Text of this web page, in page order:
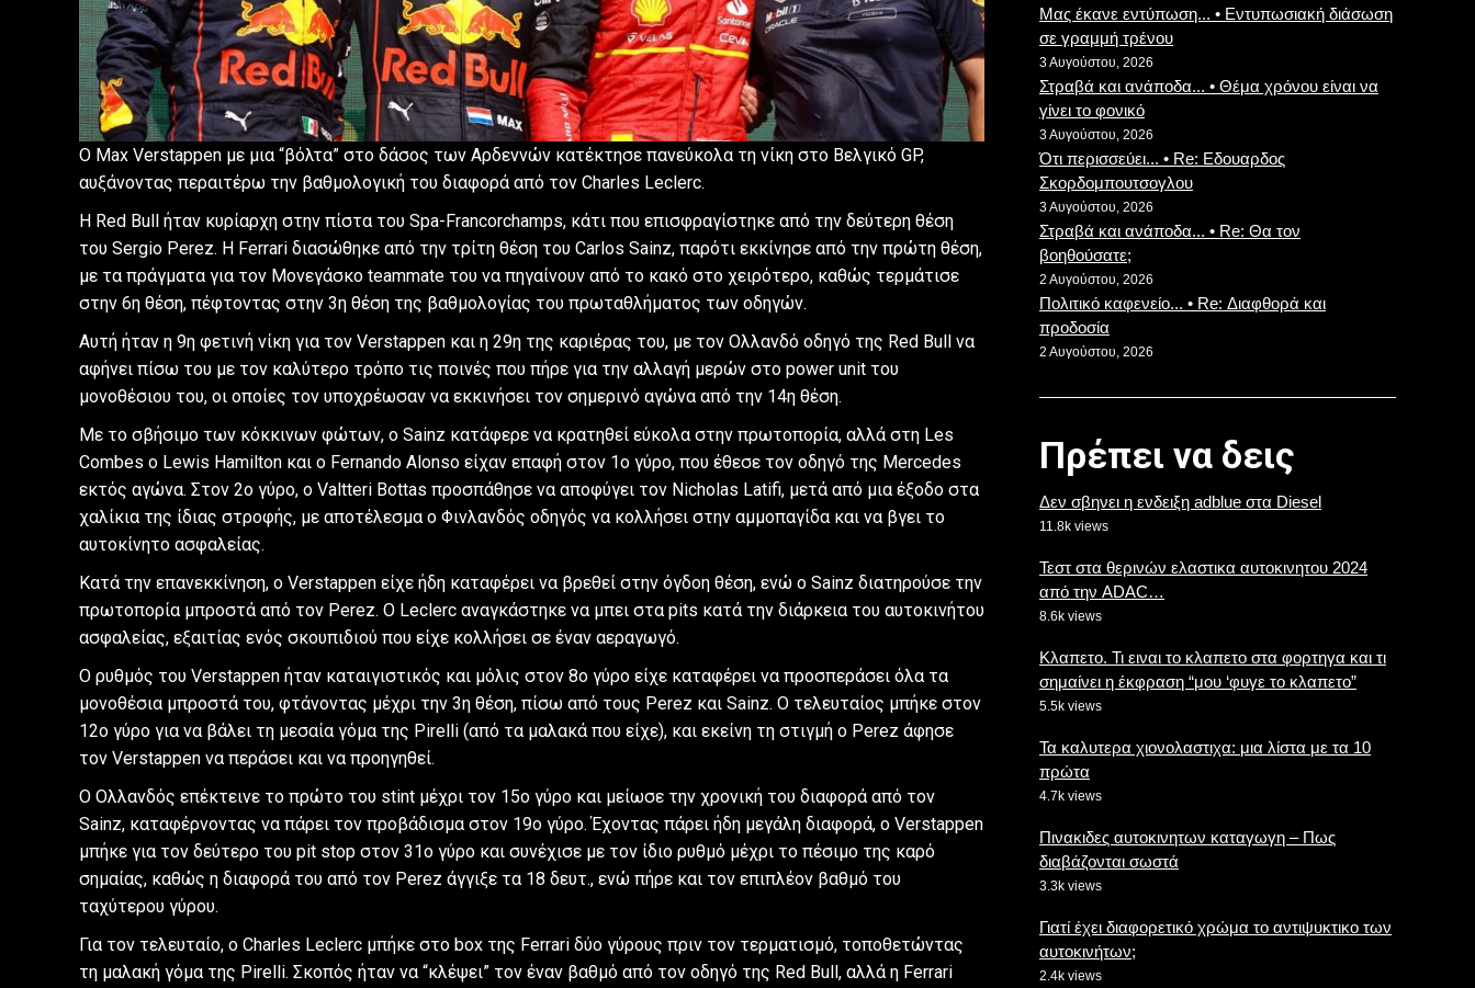
O Max Verstappen με μια “βόλτα” στο δάσος των Αρδεννών κατέκτησε πανεύκολα τη νίκη στο Βελγικό GP,
αυξάνοντας περαιτέρω την βαθμολογική του διαφορά από τον Charles Leclerc.
Η Red Bull ήταν κυρίαρχη στην πίστα του Spa-Francorchamps, κάτι που επισφραγίστηκε από την δεύτερη θέση
του Sergio Perez. Η Ferrari διασώθηκε από την τρίτη θέση του Carlos Sainz, παρότι εκκίνησε από την πρώτη θέση,
με τα πράγματα για τον Μονεγάσκο teammate του να πηγαίνουν από το κακό στο χειρότερο, καθώς τερμάτισε
στην 6η θέση, πέφτοντας στην 3η θέση της βαθμολογίας του πρωταθλήματος των οδηγών.
Αυτή ήταν η 9η φετινή νίκη για τον Verstappen και η 29η της καριέρας του, με τον Ολλανδό οδηγό της Red Bull να
αφήνει πίσω του με τον καλύτερο τρόπο τις ποινές που πήρε για την αλλαγή μερών στο power unit του
μονοθέσιου του, οι οποίες τον υποχρέωσαν να εκκινήσει τον σημερινό αγώνα από την 14η θέση.
Με το σβήσιμο των κόκκινων φώτων, ο Sainz κατάφερε να κρατηθεί εύκολα στην πρωτοπορία, αλλά στη Les
Combes ο Lewis Hamilton και ο Fernando Alonso είχαν επαφή στον 1ο γύρο, που έθεσε τον οδηγό της Mercedes
εκτός αγώνα. Στον 2ο γύρο, ο Valtteri Bottas προσπάθησε να αποφύγει τον Nicholas Latifi, μετά από μια έξοδο στα
χαλίκια της ίδιας στροφής, με αποτέλεσμα ο Φινλανδός οδηγός να κολλήσει στην αμμοπαγίδα και να βγει το
αυτοκίνητο ασφαλείας.
Κατά την επανεκκίνηση, ο Verstappen είχε ήδη καταφέρει να βρεθεί στην όγδοη θέση, ενώ ο Sainz διατηρούσε την
πρωτοπορία μπροστά από τον Perez. Ο Leclerc αναγκάστηκε να μπει στα pits κατά την διάρκεια του αυτοκινήτου
ασφαλείας, εξαιτίας ενός σκουπιδιού που είχε κολλήσει σε έναν αεραγωγό.
Ο ρυθμός του Verstappen ήταν καταιγιστικός και μόλις στον 8ο γύρο είχε καταφέρει να προσπεράσει όλα τα
μονοθέσια μπροστά του, φτάνοντας μέχρι την 3η θέση, πίσω από τους Perez και Sainz. Ο τελευταίος μπήκε στον
12ο γύρο για να βάλει τη μεσαία γόμα της Pirelli (από τα μαλακά που είχε), και εκείνη τη στιγμή ο Perez άφησε
τον Verstappen να περάσει και να προηγηθεί.
Ο Ολλανδός επέκτεινε το πρώτο του stint μέχρι τον 15ο γύρο και μείωσε την χρονική του διαφορά από τον
Sainz, καταφέρνοντας να πάρει τον προβάδισμα στον 19ο γύρο. Έχοντας πάρει ήδη μεγάλη διαφορά, ο Verstappen
μπήκε για τον δεύτερο του pit stop στον 31ο γύρο και συνέχισε με τον ίδιο ρυθμό μέχρι το πέσιμο της καρό
σημαίας, καθώς η διαφορά του από τον Perez άγγιξε τα 18 δευτ., ενώ πήρε και τον επιπλέον βαθμό του
ταχύτερου γύρου.
Για τον τελευταίο, ο Charles Leclerc μπήκε στο box της Ferrari δύο γύρους πριν τον τερματισμό, τοποθετώντας
τη μαλακή γόμα της Pirelli. Σκοπός ήταν να “κλέψει” τον έναν βαθμό από τον οδηγό της Red Bull, αλλά η Ferrari
Μας έκανε εντύπωση... • Εντυπωσιακή διάσωση
σε γραμμή τρένου
3 Αυγούστου, 2026
Στραβά και ανάποδα... • Θέμα χρόνου είναι να
γίνει το φονικό
3 Αυγούστου, 2026
Ότι περισσεύει... • Re: Eδουαρδος
Σκορδομπουτσογλου
3 Αυγούστου, 2026
Στραβά και ανάποδα... • Re: Θα τον
βοηθούσατε;
2 Αυγούστου, 2026
Πολιτικό καφενείο... • Re: Διαφθορά και
προδοσία
2 Αυγούστου, 2026
Πρέπει να δεις
Δεν σβηνει η ενδειξη adblue στα Diesel
11.8k views
Τεστ στα θερινών ελαστικα αυτοκινητου 2024
από την ADAC…
8.6k views
Κλαπετο. Τι ειναι το κλαπετο στα φορτηγα και τι
σημαίνει η έκφραση “μου ‘φυγε το κλαπετο”
5.5k views
Τα καλυτερα χιονολαστιχα: μια λίστα με τα 10
πρώτα
4.7k views
Πινακιδες αυτοκινητων καταγωγη – Πως
διαβάζονται σωστά
3.3k views
Γιατί έχει διαφορετικό χρώμα το αντιψυκτικο των
αυτοκινήτων;
2.4k views